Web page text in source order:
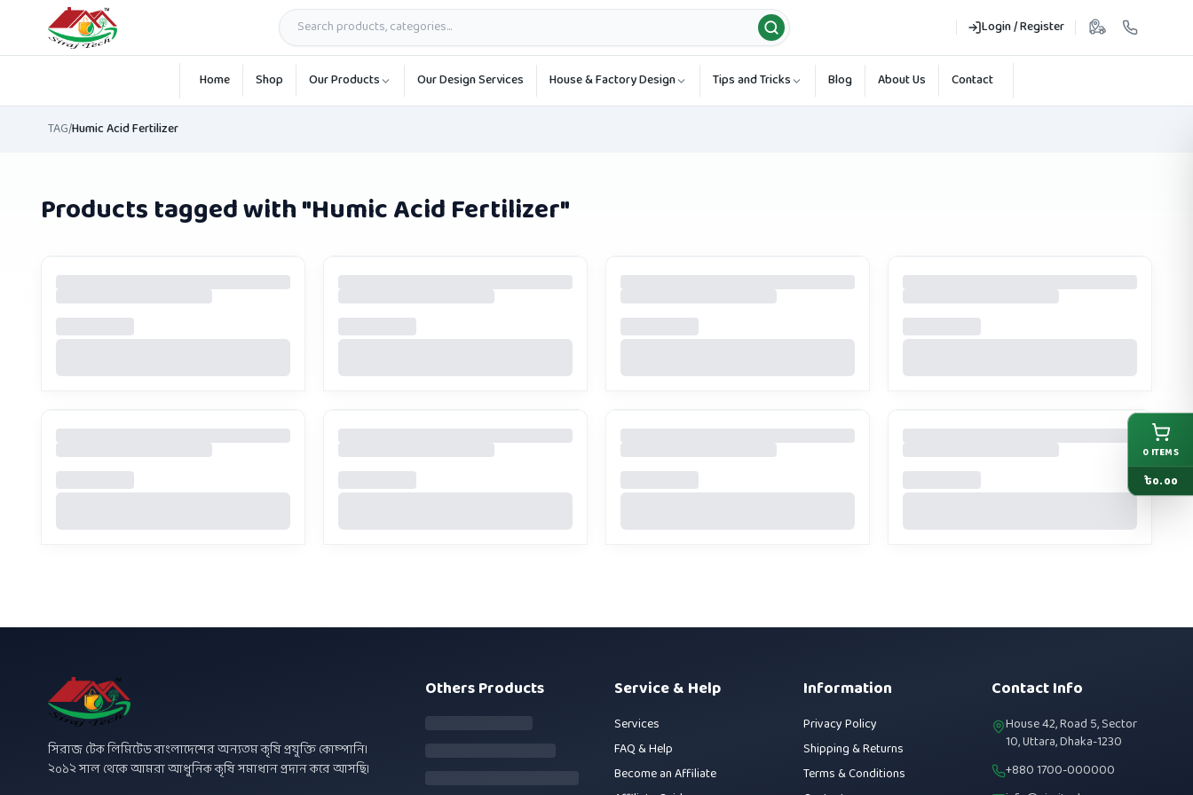
Login / Register
Skip to main content
Home Shop Our Products Our Design Services House & Factory Design Tips and Tricks Blog About Us Contact
TAG/Humic Acid Fertilizer
Products tagged with "Humic Acid Fertilizer"
সিরাজ টেক লিমিটেড বাংলাদেশের অন্যতম কৃষি প্রযুক্তি কোম্পানি।
২০১২ সাল থেকে আমরা আধুনিক কৃষি সমাধান প্রদান করে আসছি।
Others Products Service & Help
Services
FAQ & Help
Become an Affiliate
Information
Privacy Policy
Shipping & Returns
Terms & Conditions
Contact Info
House 42, Road 5, Sector
10, Uttara, Dhaka-1230
+880 1700-000000
0 ITEMS
৳0.00